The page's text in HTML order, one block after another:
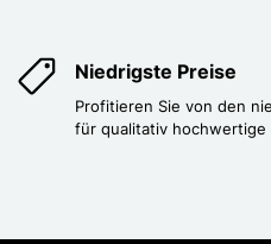
Niedrigste Preise
Profitieren Sie von den
für qualitativ hochwertige